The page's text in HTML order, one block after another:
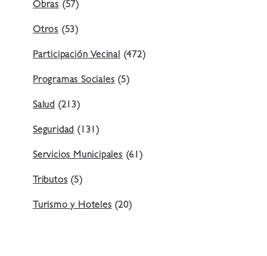
Obras (57)
Otros (53)
Participación Vecinal(472)
Programas Sociales(5)
Salud (213)
Seguridad(131)
Servicios Municipales(61)
Tributos(5)
Turismo y Hoteles(20)